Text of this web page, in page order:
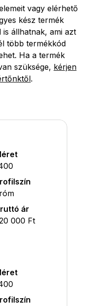
vagy elérhető
kész termék
állhatnak, ami azt
több termékkód
Ha a termék
szüksége, kérjen
.
ár
000 Ft